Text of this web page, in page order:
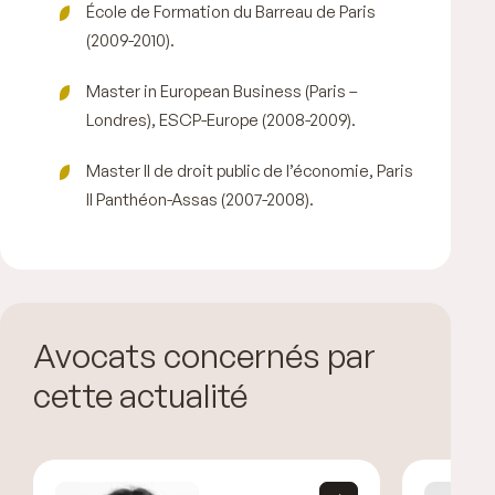
École de Formation du Barreau de Paris
(2009-2010).
Master in European Business (Paris –
Londres), ESCP-Europe (2008-2009).
Master II de droit public de l’économie, Paris
II Panthéon-Assas (2007-2008).
Avocats concernés par
cette actualité